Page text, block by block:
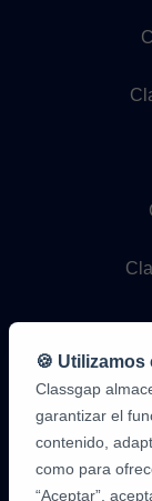
🍪
Classgap
garantizar el
contenido,
como para
“Aceptar”,